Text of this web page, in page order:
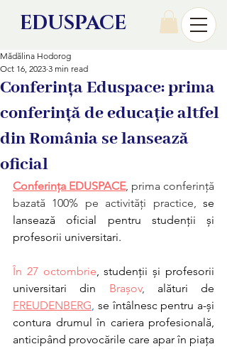
EDUSPACE
Conferința Eduspace: prima
conferință de educație altfel
din România se lansează
oficial
Mădălina Hodorog
Oct 16, 2023 3 min read
Conferința EDUSPACE, prima conferință
bazată 100% pe activități practice, se
lansează oficial pentru studenții și
profesorii universitari.
În 27 octombrie, studenții și profesorii
universitari din Brașov,
FREUDENBERG, se întâlnesc pentru a-și
contura drumul în cariera profesională,
anticipând provocările care apar în piața